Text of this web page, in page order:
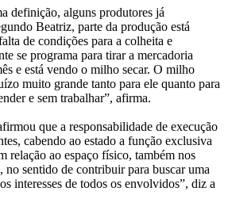
definição, alguns produtores já
Beatriz, parte da produção está
de condições para a colheita e
se programa para tirar a mercadoria
e está vendo o milho secar. O milho
muito grande tanto para ele quanto para
e sem trabalhar”, afirma.
que a responsabilidade de execução
cabendo ao estado a função exclusiva
relação ao espaço físico, também nos
no sentido de contribuir para buscar uma
interesses de todos os envolvidos”, diz a